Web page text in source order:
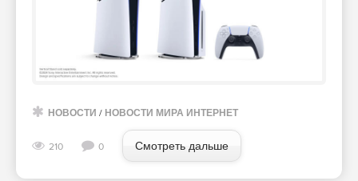
НОВОСТИ / НОВОСТИ МИРА ИНТЕРНЕТ
210 0 Смотреть дальше